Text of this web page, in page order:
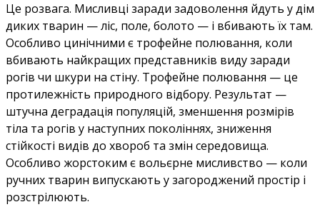
Це розвага. Мисливці заради задоволення йдуть у дім
диких тварин — ліс, поле, болото — і вбивають їх там.
Особливо цинічними є трофейне полювання, коли
вбивають найкращих представників виду заради
рогів чи шкури на стіну. Трофейне полювання — це
протилежність природного відбору. Результат —
штучна деградація популяцій, зменшення розмірів
тіла та рогів у наступних поколіннях, зниження
стійкості видів до хвороб та змін середовища.
Особливо жорстоким є вольєрне мисливство — коли
ручних тварин випускають у загороджений простір і
розстрілюють.